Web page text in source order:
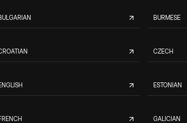
BURMESE
CZECH
ESTONIAN
GALICIAN